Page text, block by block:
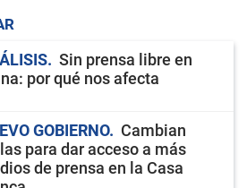
Sin prensa libre en
por qué nos afecta
GOBIERNO
Cambian
para dar acceso a más
de prensa en la Casa